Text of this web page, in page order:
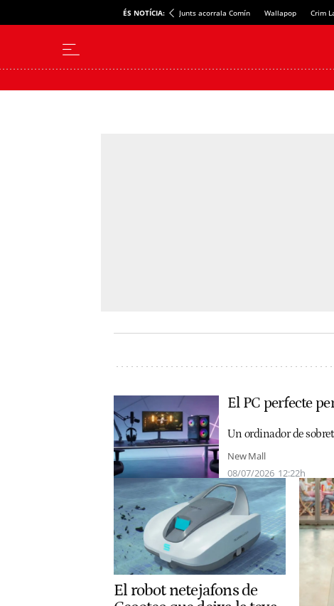
ÉS NOTÍCIA: Junts acorrala Comín Wallapop Crim
El PC perfecte
Un ordinador de
New Mall
08/07/2026 12:22h
El robot netejafons de